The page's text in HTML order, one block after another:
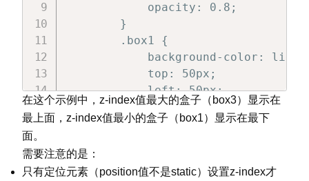
            opacity: 0.8;
        }
        .box1 {
background-color:
            top: 50px;
            left: 50px;
            z-index: 1;
        }
background-color:
            top: 100px;
在这个示例中，z-index值最大的盒子（box3）显示在
最上面，z-index值最小的盒子（box1）显示在最下
面。
需要注意的是：
只有定位元素（position值不是static）设置z-index才